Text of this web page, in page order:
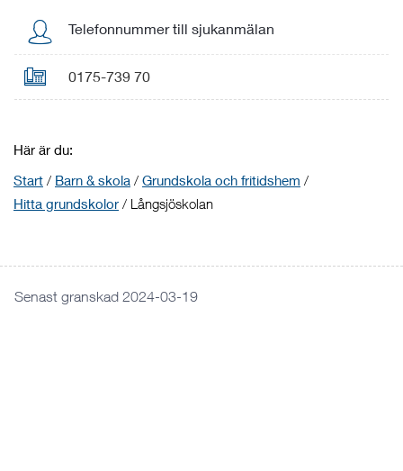
Telefonnummer till sjukanmälan
 0175-739 70
Här är du:
Start / Barn & skola / Grundskola och fritidshem /
Hitta grundskolor / Långsjöskolan
Senast granskad 2024-03-19